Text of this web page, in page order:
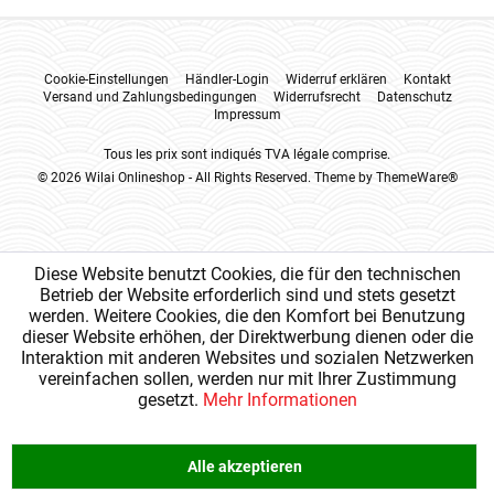
Cookie-Einstellungen Händler-Login Widerruf erklären
Kontakt
Versand und Zahlungsbedingungen
Widerrufsrecht
Datenschutz
Impressum
Tous les prix sont indiqués TVA légale comprise.
© 2026 Wilai Onlineshop - All Rights Reserved. Theme by ThemeWare®
Diese Website benutzt Cookies, die für den technischen
Betrieb der Website erforderlich sind und stets gesetzt
werden. Weitere Cookies, die den Komfort bei Benutzung
dieser Website erhöhen, der Direktwerbung dienen oder die
Interaktion mit anderen Websites und sozialen Netzwerken
vereinfachen sollen, werden nur mit Ihrer Zustimmung
gesetzt. Mehr Informationen
Alle akzeptieren